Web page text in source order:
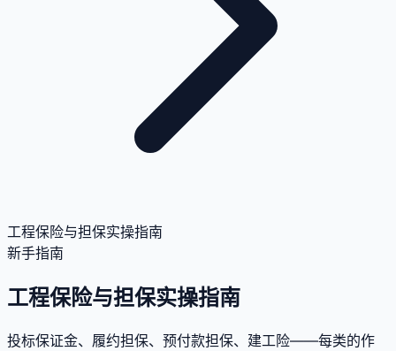
工程保险与担保实操指南
新手指南
工程保险与担保实操指南
投标保证金、履约担保、预付款担保、建工险——每类的作